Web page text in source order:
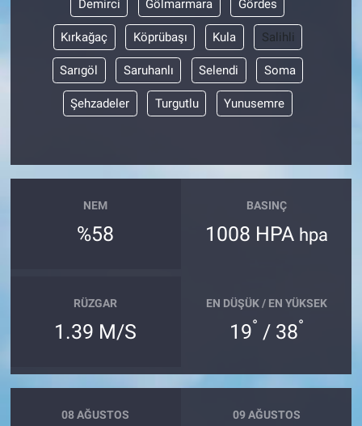
Demirci Gölmarmara Gördes
Kırkağaç Köprübaşı Kula Salihli
Sarıgöl Saruhanlı Selendi Soma
Şehzadeler Turgutlu Yunusemre
NEM
%58
BASINÇ
1008 HPA hpa
RÜZGAR
1.39 M/S
EN DÜŞÜK / EN YÜKSEK
19° / 38°
08 AĞUSTOS 09 AĞUSTOS